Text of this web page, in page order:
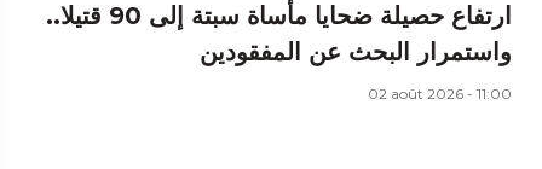
ارتفاع حصيلة ضحايا مأساة سبتة إلى 90 قتيلا..
واستمرار البحث عن المفقودين
02 août 2026 - 11:00